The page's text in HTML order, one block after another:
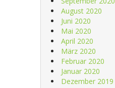
August 2020
Juni 2020
Mai 2020
April 2020
März 2020
Februar 2020
Januar 2020
Dezember 2019